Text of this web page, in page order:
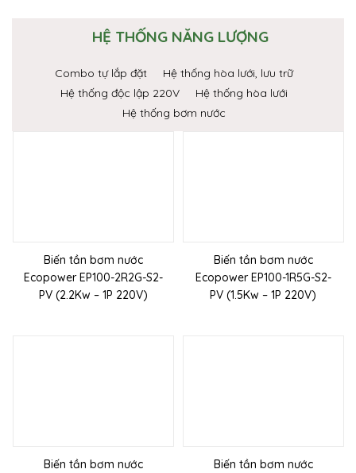
HỆ THỐNG NĂNG LƯỢNG
Combo tự lắp đặt
Hệ thống hòa lưới, lưu trữ
Hệ thống độc lập 220V
Hệ thống hòa lưới
Hệ thống bơm nước
Biến tần bơm nước
Ecopower EP100-2R2G-S2-
PV (2.2Kw – 1P 220V)
Biến tần bơm nước
Ecopower EP100-1R5G-S2-
PV (1.5Kw – 1P 220V)
Biến tần bơm nước
Biến tần bơm nước